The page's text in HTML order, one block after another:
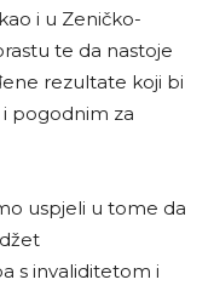
i u Zeničko-
te da nastoje
rezultate koji bi
pogodnim za
uspjeli u tome da
s invaliditetom i